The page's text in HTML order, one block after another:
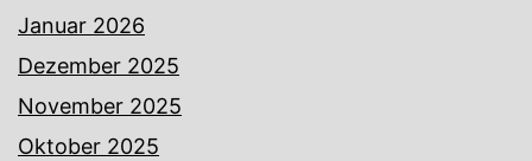
Januar 2026
Dezember 2025
November 2025
Oktober 2025